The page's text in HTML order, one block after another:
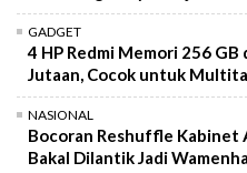
GADGET
4 HP Redmi Memori 256 GB
Jutaan, Cocok untuk
NASIONAL
Bocoran Reshuffle Kabinet
Bakal Dilantik Jadi